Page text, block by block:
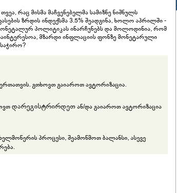
რაც მისმა მაჩვენებელმა სამიზნე ნიშნულს
ზრდის ინდექსმა 3.5% შეადგინა, ხოლო აპრილში -
პოლიტიკას ინარჩუნებს და მოლოდინია, რომ
მზარდი ინფლაციის ფონზე მონეტარული
გთხოვთ გაიაროთ ავტორიზაცია.
დარეგისტრირდეთან/და გაიაროთ ავტორიზაცია
პროცესი, შეამოწმოთ ბალანსი, ასევე